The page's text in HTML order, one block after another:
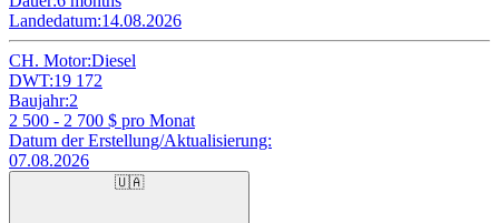
Landedatum:14.08.2026
CH. Motor:Diesel
DWT:19 172
Baujahr:2
2 500 - 2 700 $ pro Monat
Datum der Erstellung/Aktualisierung:
07.08.2026
🇺🇦